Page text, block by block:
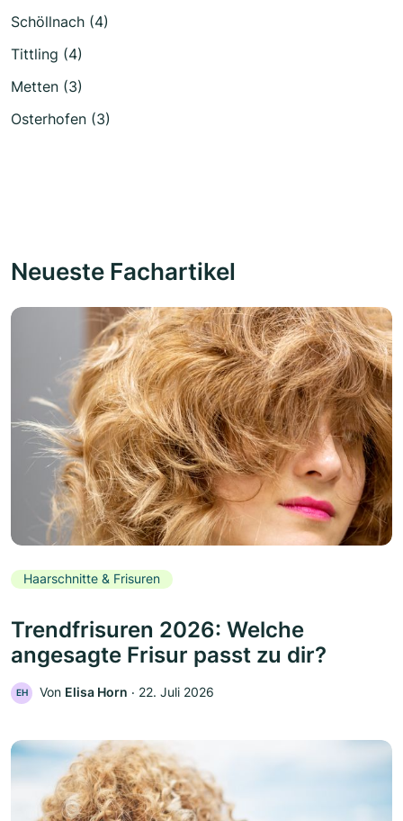
Schöllnach (4)
Tittling (4)
Metten (3)
Osterhofen (3)
Neueste Fachartikel
Haarschnitte & Frisuren
Trendfrisuren 2026: Welche
angesagte Frisur passt zu dir?
EH Von Elisa Horn ‧ 22. Juli 2026